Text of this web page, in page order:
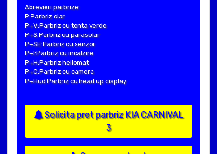
Abrevieri parbrize:
P:Parbriz clar
P+V:Parbriz cu tenta verde
P+S:Parbriz cu parasolar
P+SE:Parbriz cu senzor
P+I:Parbriz cu incalzire
P+H:Parbriz heliomat
P+C:Parbriz cu camera
P+Hud:Parbriz cu head up display
Solicita pret parbriz KIA CARNIVAL
3